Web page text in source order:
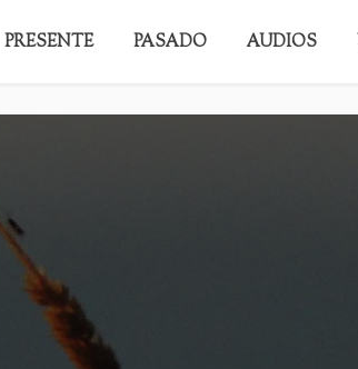
PRESENTE PASADO AUDIOS